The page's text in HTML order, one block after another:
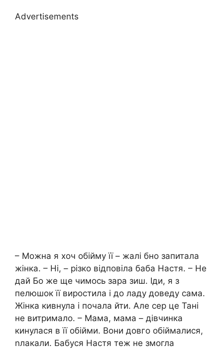
Advertisements
– Можна я хоч обійму її – жалі бно запитала
жінка. – Ні, – різко відповіла баба Настя. – Не
дай Бо же ще чимось зара зиш. Іди, я з
пелюшок її виростила і до ладу доведу сама.
Жінка кивнула і почала йти. Але сер це Тані
не витримало. – Мама, мама – дівчинка
кинулася в її обійми. Вони довго обіймалися,
nлакали. Бабуся Настя теж не змогла